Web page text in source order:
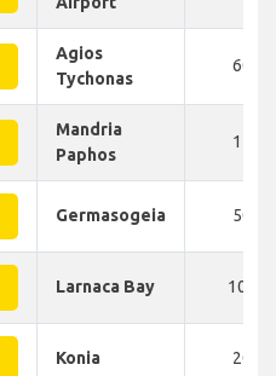
Agios
Tychonas
60
Mandria
Paphos
15
Germasogeia 50
Larnaca Bay 100
Konia 20